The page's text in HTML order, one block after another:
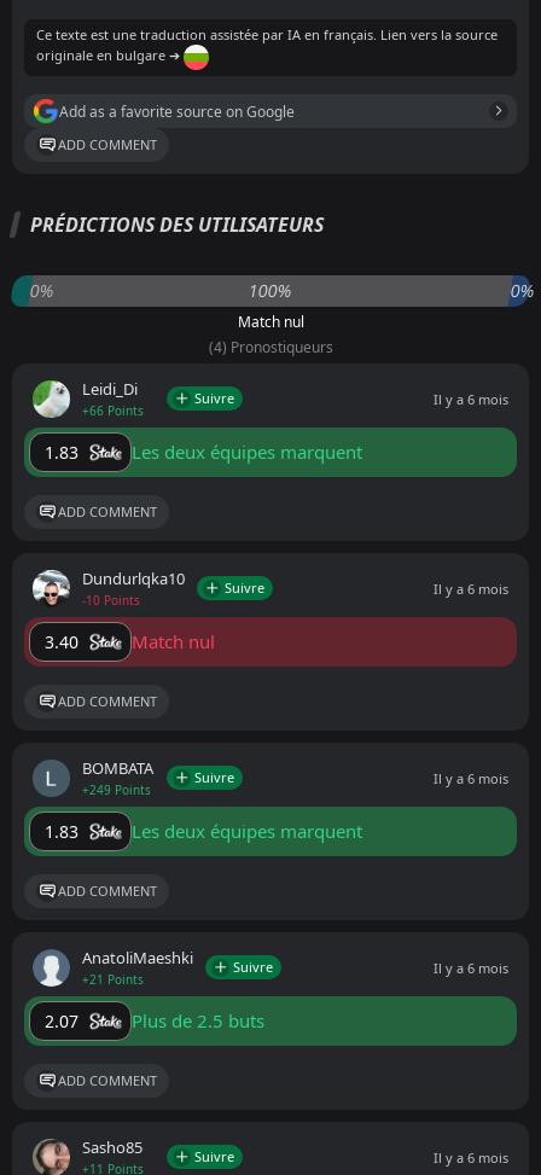
Ce texte est une traduction assistée par IA en français. Lien vers la source
originale en bulgare ➔
Add as a favorite source on Google
ADD COMMENT
PRÉDICTIONS DES UTILISATEURS
0% 100% 0%
Match nul
(4) Pronostiqueurs
Leidi_Di
+66 Points
Suivre Il y a 6 mois
1.83 Les deux équipes marquent
ADD COMMENT
Dundurlqka10
-10 Points
Suivre Il y a 6 mois
3.40 Match nul
ADD COMMENT
BOMBATA
+249 Points
Suivre Il y a 6 mois
1.83 Les deux équipes marquent
ADD COMMENT
AnatoliMaeshki
+21 Points
Suivre Il y a 6 mois
2.07 Plus de 2.5 buts
ADD COMMENT
Sasho85
+11 Points
Suivre Il y a 6 mois